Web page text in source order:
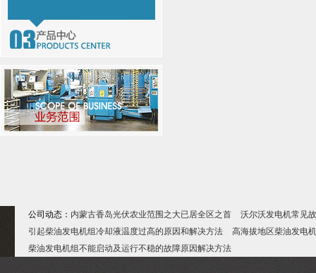
公司动态： 内蒙古香岛光伏农业范围之大已居全区之首
沃尔沃发电机常见
引起柴油发电机组冷却液温度过高的原因和解决方法
高海拔地区柴油发电
柴油发电机组不能启动及运行不稳的故障原因解决方法